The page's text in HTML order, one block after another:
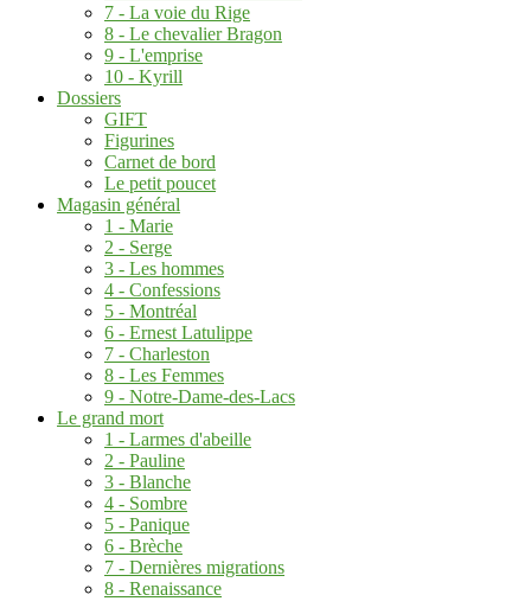
7 - La voie du Rige
8 - Le chevalier Bragon
9 - L'emprise
10 - Kyrill
Dossiers
GIFT
Figurines
Carnet de bord
Le petit poucet
Magasin général
1 - Marie
2 - Serge
3 - Les hommes
4 - Confessions
5 - Montréal
6 - Ernest Latulippe
7 - Charleston
8 - Les Femmes
9 - Notre-Dame-des-Lacs
Le grand mort
1 - Larmes d'abeille
2 - Pauline
3 - Blanche
4 - Sombre
5 - Panique
6 - Brèche
7 - Dernières migrations
8 - Renaissance